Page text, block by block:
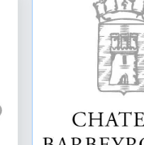
LE MAS DES
K-Net